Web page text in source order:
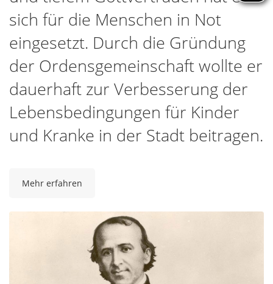
sich für die Menschen in Not
eingesetzt. Durch die Gründung
der Ordensgemeinschaft wollte er
dauerhaft zur Verbesserung der
Lebensbedingungen für Kinder
und Kranke in der Stadt beitragen.
Mehr erfahren